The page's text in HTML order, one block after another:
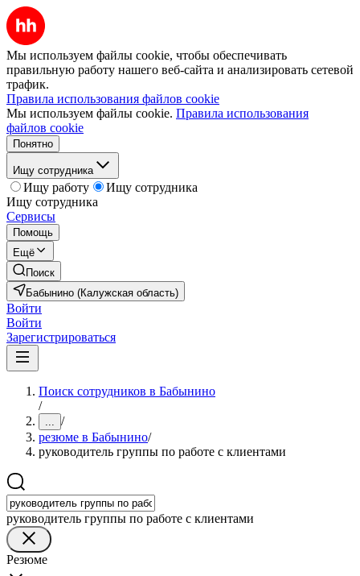
Мы используем файлы cookie, чтобы обеспечивать
правильную работу нашего веб-сайта и анализировать сетевой
трафик.
Правила использования файлов cookie
Мы используем файлы cookie. Правила использования
файлов cookie
Понятно
Ищу сотрудника
Ищу работу
Ищу сотрудника
Ищу сотрудника
Сервисы
Помощь
Ещё
Поиск
Бабынино (Калужская область)
Войти
Войти
Зарегистрироваться
Поиск сотрудников в Бабынино
/
... /
резюме в Бабынино/
руководитель группы по работе с клиентами
руководитель группы по работе с клиентами
Резюме